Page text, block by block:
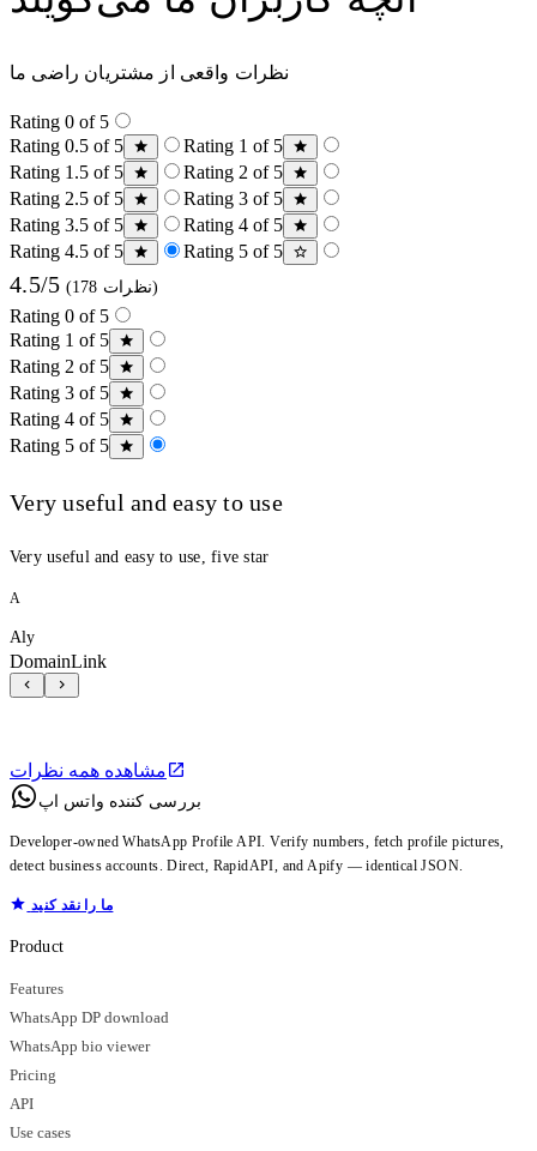
نظرات واقعی از مشتریان راضی ما
Rating 0 of 5
Rating 0.5 of 5
Rating 1 of 5
Rating 1.5 of 5
Rating 2 of 5
Rating 2.5 of 5
Rating 3 of 5
Rating 3.5 of 5
Rating 4 of 5
Rating 4.5 of 5
Rating 5 of 5
4.5/5 (178 نظرات)
Rating 0 of 5
Rating 1 of 5
Rating 2 of 5
Rating 3 of 5
Rating 4 of 5
Rating 5 of 5
Very useful and easy to use
Very useful and easy to use, five star
A
Aly
DomainLink
مشاهده همه نظرات
بررسی کننده واتس اپ
Developer-owned WhatsApp Profile API. Verify numbers, fetch profile pictures,
detect business accounts. Direct, RapidAPI, and Apify — identical JSON.
ما را نقد کنید
Product
Features
WhatsApp DP download
WhatsApp bio viewer
Pricing
API
Use cases